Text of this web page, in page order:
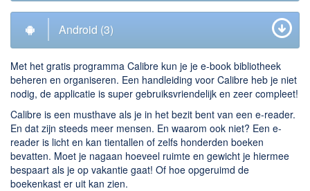
Computer opschonen
Veilig online
Productiviteit
Adresboek en contacten
Planning en organisatie
Tekst en Administratie
Overige
Algemeen
Android (3)
Met het gratis programma Calibre kun je je e-book bibliotheek
beheren en organiseren. Een handleiding voor Calibre heb je niet
nodig, de applicatie is super gebruiksvriendelijk en zeer compleet!
Calibre is een musthave als je in het bezit bent van een e-reader.
En dat zijn steeds meer mensen. En waarom ook niet? Een e-
reader is licht en kan tientallen of zelfs honderden boeken
bevatten. Moet je nagaan hoeveel ruimte en gewicht je hiermee
bespaart als je op vakantie gaat! Of hoe opgeruimd de
boekenkast er uit kan zien.